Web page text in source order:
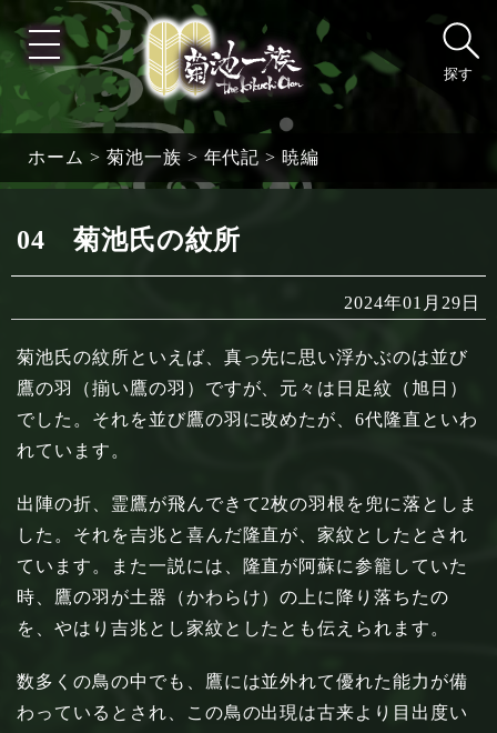
探す
ホーム > 菊池一族 > 年代記 > 暁編
04 菊池氏の紋所
2024年01月29日
菊池氏の紋所といえば、真っ先に思い浮かぶのは並び
鷹の羽（揃い鷹の羽）ですが、元々は日足紋（旭日）
でした。それを並び鷹の羽に改めたが、6代隆直といわ
れています。
出陣の折、霊鷹が飛んできて2枚の羽根を兜に落としま
した。それを吉兆と喜んだ隆直が、家紋としたとされ
ています。また一説には、隆直が阿蘇に参籠していた
時、鷹の羽が土器（かわらけ）の上に降り落ちたの
を、やはり吉兆とし家紋としたとも伝えられます。
数多くの鳥の中でも、鷹には並外れて優れた能力が備
わっているとされ、この鳥の出現は古来より目出度い